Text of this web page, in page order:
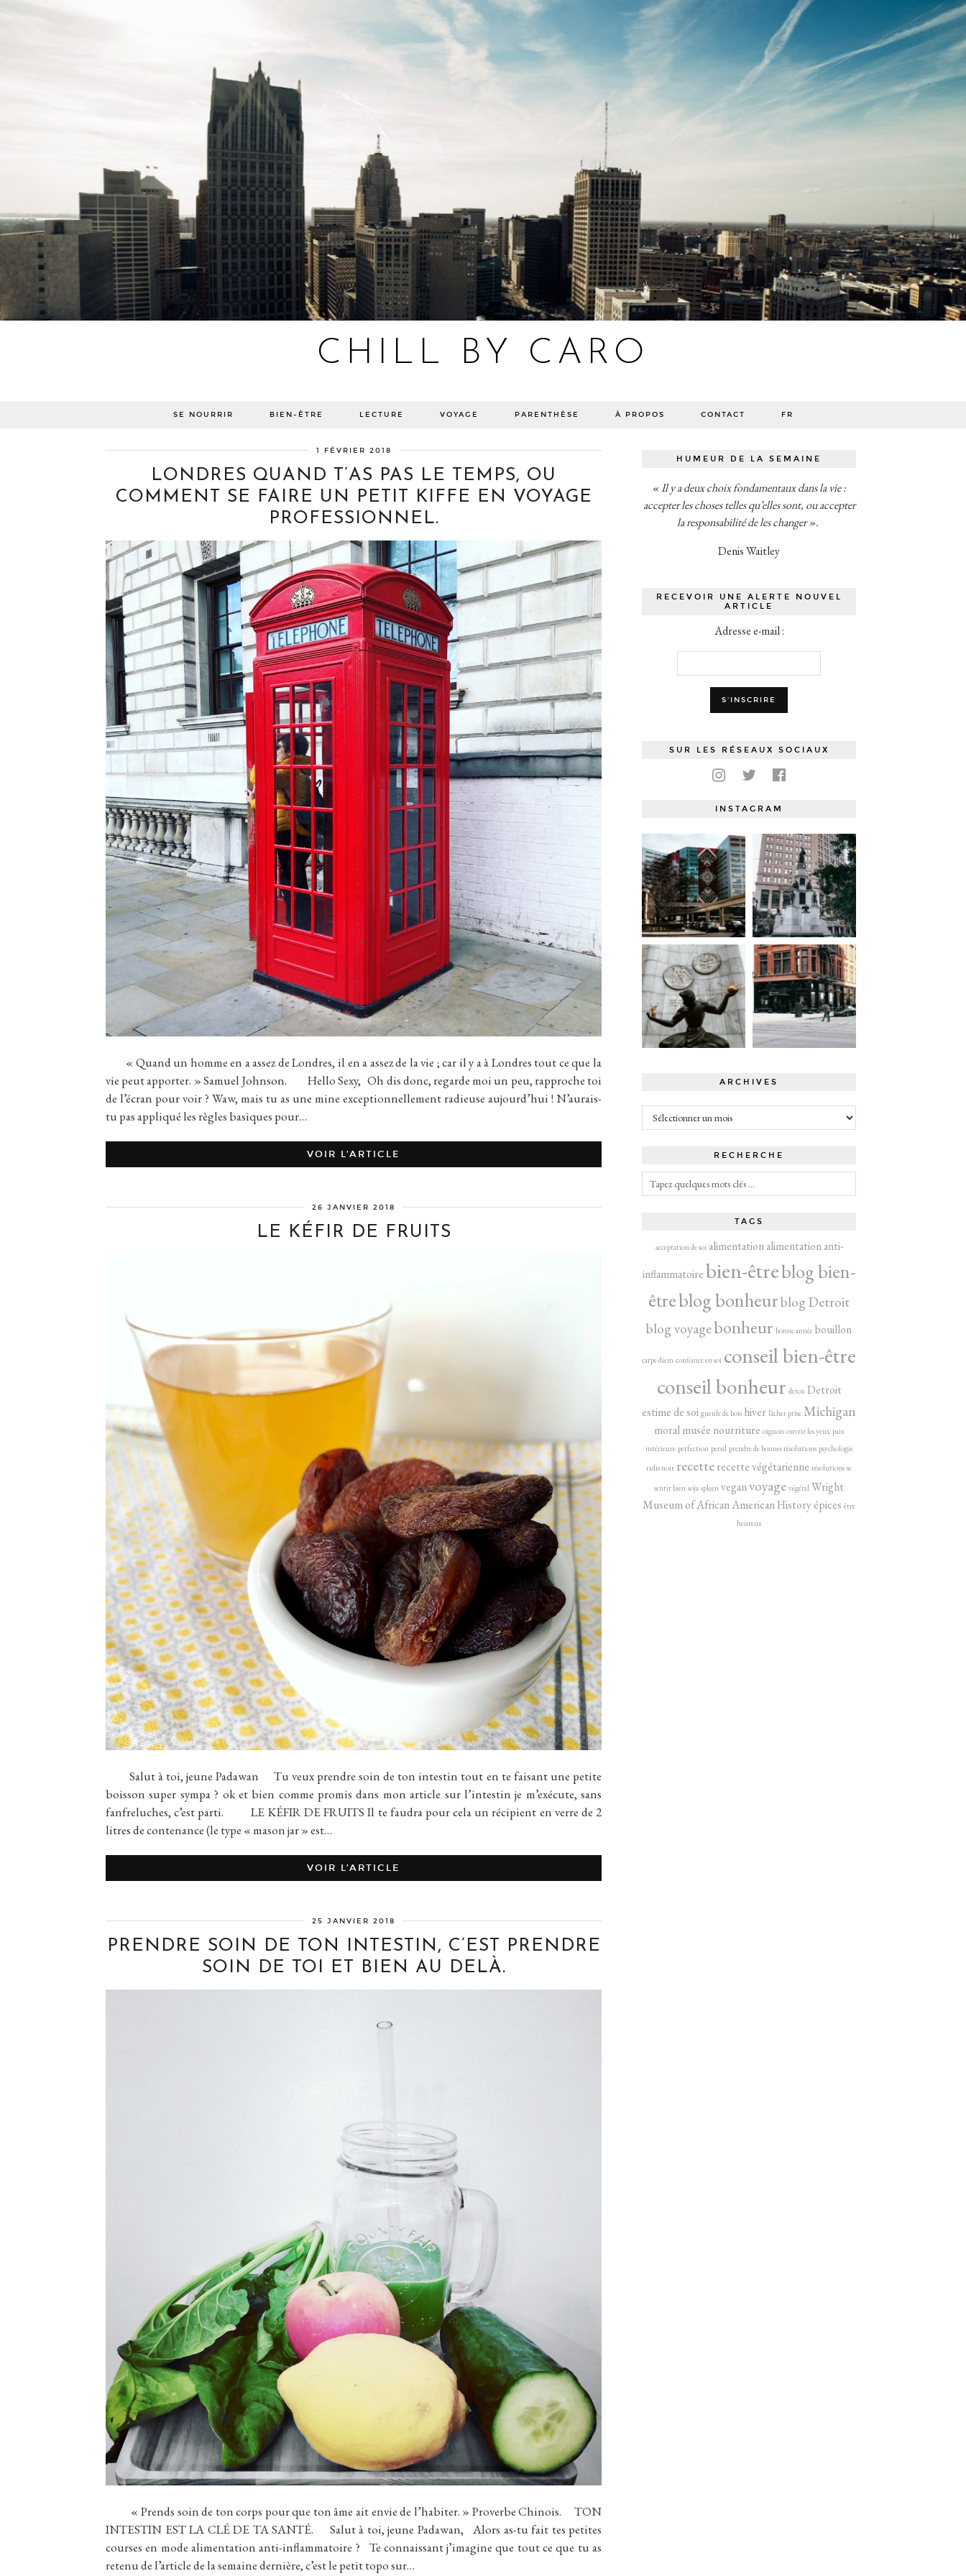
CHILL BY CARO
SE NOURRIR BIEN-ÊTRE LECTURE VOYAGE PARENTHÈSE À PROPOS CONTACT FR
1 FÉVRIER 2018
LONDRES QUAND T’AS PAS LE TEMPS, OU
COMMENT SE FAIRE UN PETIT KIFFE EN VOYAGE
PROFESSIONNEL.
« Quand un homme en a assez de Londres, il en a assez de la vie ; car il y a à Londres tout ce que la
vie peut apporter. » Samuel Johnson. Hello Sexy, Oh dis donc, regarde moi un peu, rapproche toi
de l’écran pour voir ? Waw, mais tu as une mine exceptionnellement radieuse aujourd’hui ! N’aurais-
tu pas appliqué les règles basiques pour…
VOIR L’ARTICLE
26 JANVIER 2018
LE KÉFIR DE FRUITS
Salut à toi, jeune Padawan Tu veux prendre soin de ton intestin tout en te faisant une petite
boisson super sympa ? ok et bien comme promis dans mon article sur l’intestin je m’exécute, sans
fanfreluches, c’est parti. LE KÉFIR DE FRUITS Il te faudra pour cela un récipient en verre de 2
litres de contenance (le type « mason jar » est…
VOIR L’ARTICLE
25 JANVIER 2018
PRENDRE SOIN DE TON INTESTIN, C’EST PRENDRE
SOIN DE TOI ET BIEN AU DELÀ.
« Prends soin de ton corps pour que ton âme ait envie de l’habiter. » Proverbe Chinois. TON
INTESTIN EST LA CLÉ DE TA SANTÉ. Salut à toi, jeune Padawan, Alors as-tu fait tes petites
courses en mode alimentation anti-inflammatoire ? Te connaissant j’imagine que tout ce que tu as
retenu de l’article de la semaine dernière, c’est le petit topo sur…
HUMEUR DE LA SEMAINE
« Il y a deux choix fondamentaux dans la vie :
accepter les choses telles qu’elles sont, ou accepter
la responsabilité de les changer ».
Denis Waitley
RECEVOIR UNE ALERTE NOUVEL
ARTICLE
Adresse e-mail :
SUR LES RÉSEAUX SOCIAUX
INSTAGRAM
ARCHIVES
Archives
RECHERCHE
TAGS
acceptation de soi alimentation alimentation anti-
inflammatoirebien-êtreblog bien-
êtreblog bonheurblog Detroit
blog voyagebonheur bonne année bouillon
carpe diem confiance en soi conseil bien-être
conseil bonheur detox Detroit
estime de soi gueule de bois hiver lâcher prise Michigan
moral musée nourriture oignon ouvrir les yeux paix
intérieure perfection persil prendre de bonnes résolutions psychologie
radis noir recetterecette végétarienne résolutions se
sentir bien soja spleen veganvoyage végétal Wright
Museum of African American Historyépices être
heureux